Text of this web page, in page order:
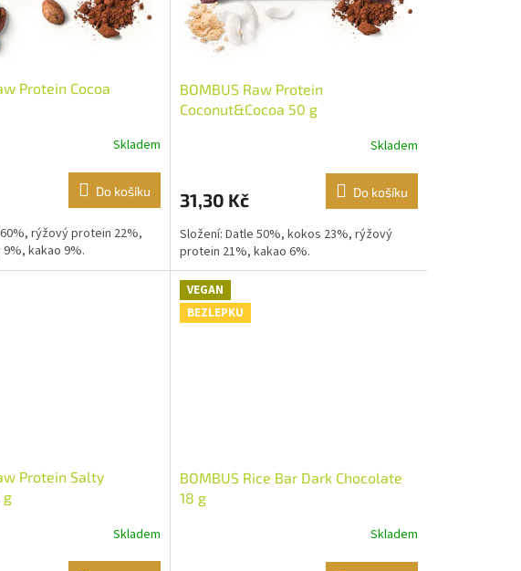
Protein Cocoa
Skladem
Do košíku
rýžový protein 22%,
kakao 9%.
BOMBUS Raw Protein
Coconut&Cocoa 50 g
Skladem
31,30 Kč Do košíku
Složení: Datle 50%, kokos 23%, rýžový
protein 21%, kakao 6%.
Protein Salty
g
Skladem
VEGAN
BEZLEPKU
BOMBUS Rice Bar Dark Chocolate
18 g
Skladem